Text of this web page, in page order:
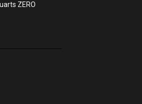
ZERO